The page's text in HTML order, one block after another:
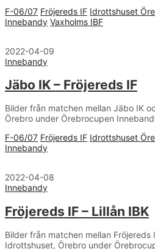
F-06/07 Fröjereds IF Idrottshuset
Innebandy Vaxholms IBF
2022-04-09
Innebandy
Jäbo IK – Fröjereds IF
Bilder från matchen mellan Jäbo IK
Örebro under Örebrocupen
F-06/07 Fröjereds IF Idrottshuset
Innebandy
2022-04-08
Innebandy
Fröjereds IF – Lillån IBK
Bilder från matchen mellan Fröjereds
Idrottshuset, Örebro under